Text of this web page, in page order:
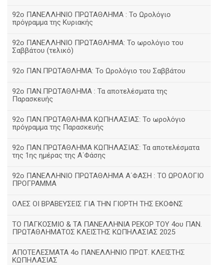
92ο ΠΑΝΕΛΛΗΝΙΟ ΠΡΩΤΑΘΛΗΜΑ : Το Ωρολόγιο
πρόγραμμα της Κυριακής
92ο ΠΑΝΕΛΛΗΝΙΟ ΠΡΩΤΑΘΛΗΜΑ: Το ωρολόγιο του
Σαββάτου (τελικό)
92ο ΠΑΝ.ΠΡΩΤΑΘΛΗΜΑ: Το Ωρολόγιο του Σαββάτου
92ο ΠΑΝ.ΠΡΩΤΑΘΛΗΜΑ : Τα αποτελέσματα της
Παρασκευής
92o ΠΑΝ.ΠΡΩΤΑΘΛΗΜΑ ΚΩΠΗΛΑΣΙΑΣ: Το ωρολόγιο
πρόγραμμα της Παρασκευής
92ο ΠΑΝ.ΠΡΩΤΑΘΛΗΜΑ ΚΩΠΗΛΑΣΙΑΣ: Τα αποτελέσματα
της 1ης ημέρας της Α΄Φάσης
92ο ΠΑΝΕΛΛΗΝΙΟ ΠΡΩΤΑΘΛΗΜΑ Α΄ΦΑΣΗ : ΤΟ ΩΡΟΛΟΓΙΟ
ΠΡΟΓΡΑΜΜΑ
ΟΛΕΣ ΟΙ ΒΡΑΒΕΥΣΕΙΣ ΓΙΑ ΤΗΝ ΓΙΟΡΤΗ ΤΗΣ ΕΚΟΦΝΣ
TΟ ΠΑΓΚΟΣΜΙΟ & ΤΑ ΠΑΝΕΛΛΗΝΙΑ ΡΕΚΟΡ ΤΟΥ 4ου ΠΑΝ.
ΠΡΩΤΑΘΛΗΜΑΤΟΣ ΚΛΕΙΣΤΗΣ ΚΩΠΗΛΑΣΙΑΣ 2025
ΑΠΟΤΕΛΕΣΜΑΤΑ 4ο ΠΑΝΕΛΛΗΝΙΟ ΠΡΩΤ. ΚΛΕΙΣΤΗΣ
ΚΩΠΗΛΑΣΙΑΣ